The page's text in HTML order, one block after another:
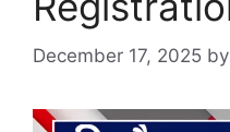
December 17, 2025 by